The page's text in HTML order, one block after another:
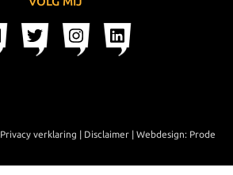
Privacy verklaring | Disclaimer| Webdesign: Prode